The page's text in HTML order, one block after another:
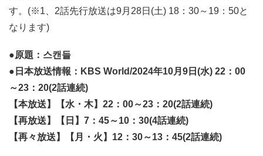
す。(※1、2話先行放送は9月28日(土) 18：30～19：50と
なります)
●原題：스캔들
●日本放送情報：KBS World/2024年10月9日(水) 22：00
～23：20(2話連続)
【本放送】【水・木】22：00～23：20(2話連続)
【再放送】【日】7：45～10：30(4話連続)
【再々放送】【月・火】12：30～13：45(2話連続)